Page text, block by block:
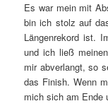
Es war mein mit
bin ich stolz auf
Längenrekord ist.
und ich ließ
mir abverlangt, so
das Finish. Wenn
mich sich am Ende